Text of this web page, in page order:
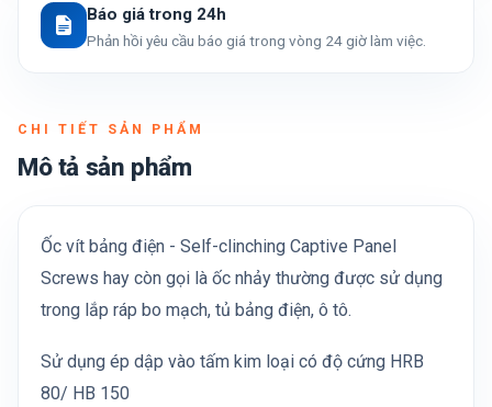
Báo giá trong 24h
Phản hồi yêu cầu báo giá trong vòng 24 giờ làm việc.
CHI TIẾT SẢN PHẨM
Mô tả sản phẩm
Ốc vít bảng điện - Self-clinching Captive Panel
Screws hay còn gọi là ốc nhảy thường được sử dụng
trong lắp ráp bo mạch, tủ bảng điện, ô tô.
Sử dụng ép dập vào tấm kim loại có độ cứng HRB
80/ HB 150